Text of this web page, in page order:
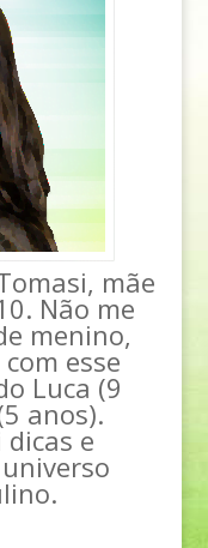
mãe
Não me
menino,
esse
Luca (9
anos).
e